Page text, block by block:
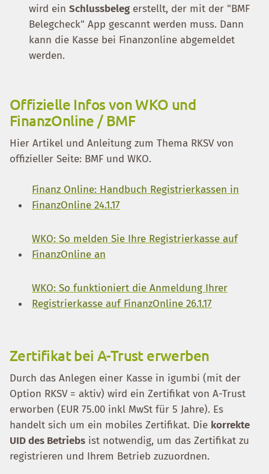
wird ein Schlussbeleg erstellt, der mit der "BMF
Belegcheck" App gescannt werden muss. Dann
kann die Kasse bei Finanzonline abgemeldet
werden.
Offizielle Infos von WKO und
FinanzOnline / BMF
Hier Artikel und Anleitung zum Thema RKSV von
offizieller Seite: BMF und WKO.
Finanz Online: Handbuch Registrierkassen in
FinanzOnline 24.1.17
WKO: So melden Sie Ihre Registrierkasse auf
FinanzOnline an
WKO: So funktioniert die Anmeldung Ihrer
Registrierkasse auf FinanzOnline 26.1.17
Zertifikat bei A-Trust erwerben
Durch das Anlegen einer Kasse in igumbi (mit der
Option RKSV = aktiv) wird ein Zertifikat von A-Trust
erworben (EUR 75.00 inkl MwSt für 5 Jahre). Es
handelt sich um ein mobiles Zertifikat. Die korrekte
UID des Betriebs ist notwendig, um das Zertifikat zu
registrieren und Ihrem Betrieb zuzuordnen.